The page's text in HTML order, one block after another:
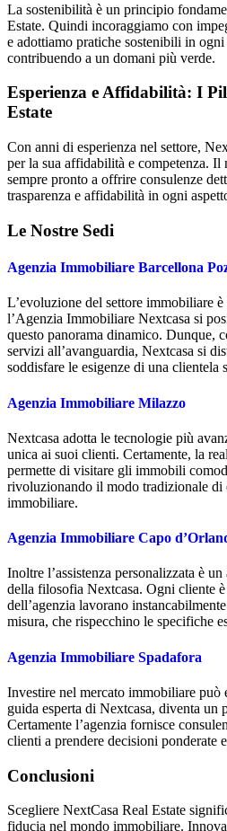
La sostenibilità è un principio
Estate. Quindi incoraggiamo con
e adottiamo pratiche sostenibili in
contribuendo a un domani più verde.
Esperienza e Affidabilità: I
Estate
Con anni di esperienza nel settore,
per la sua affidabilità e competenza. Il
sempre pronto a offrire consulenze
trasparenza e affidabilità in ogni
Le Nostre Sedi
Agenzia Immobiliare Barcellona
L’evoluzione del settore immobiliare
l’Agenzia Immobiliare Nextcasa si
questo panorama dinamico. Dunque,
servizi all’avanguardia, Nextcasa si
soddisfare le esigenze di una clientela
Agenzia Immobiliare Milazzo
Nextcasa adotta le tecnologie più
unica ai suoi clienti. Certamente, la
permette di visitare gli immobili
rivoluzionando il modo tradizionale di
immobiliare.
Agenzia Immobiliare Capo
Inoltre l’assistenza personalizzata è
della filosofia Nextcasa. Ogni cliente
dell’agenzia lavorano
misura, che rispecchino le specifiche
Agenzia Immobiliare Spadafora
Investire nel mercato immobiliare può
guida esperta di Nextcasa, diventa un
Certamente l’agenzia fornisce
clienti a prendere decisioni ponderate
Conclusioni
Scegliere NextCasa Real Estate
fiducia nel mondo immobiliare.